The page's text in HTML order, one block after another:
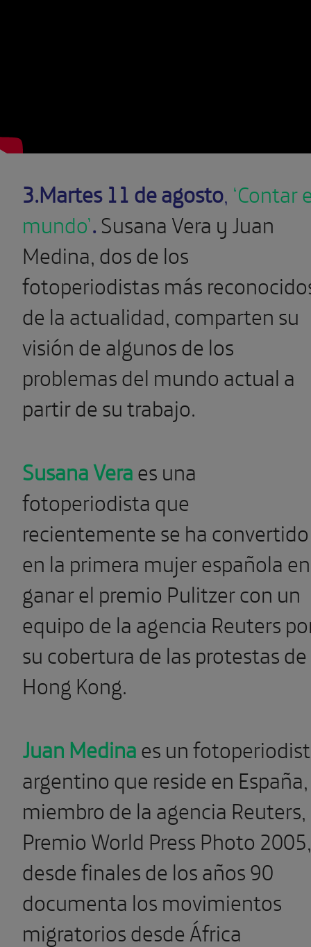
3.Martes 11 de agosto, ‘Contar
mundo’.Susana Vera y Juan
Medina, dos de los
fotoperiodistas más
de la actualidad, comparten su
visión de algunos de los
problemas del mundo actual a
partir de su trabajo.
Susana Veraes una
fotoperiodista que
recientemente se ha convertido
en la primera mujer española en
ganar el premio Pulitzer con un
equipo de la agencia Reuters
su cobertura de las protestas de
Hong Kong.
Juan Medinaes un
argentino que reside en España,
miembro de la agencia Reuters,
Premio World Press Photo 2005,
desde finales de los años 90
documenta los movimientos
migratorios desde África